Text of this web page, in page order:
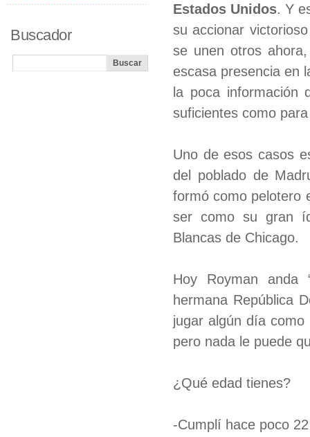
Estados Unidos. Y
su accionar
se unen otros
escasa presencia en
la poca información
suficientes como
Uno de esos casos
del poblado de
formó como pelotero
ser como su gran
Blancas de Chicago.
Hoy Royman anda
hermana República
jugar algún día
pero nada le puede
¿Qué edad tienes?
-Cumplí hace poco
Buscador